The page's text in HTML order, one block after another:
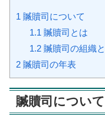
1 贓贖司について
1.1 贓贖司とは
1.2贓贖司の組織
2 贓贖司の年表
贓贖司について